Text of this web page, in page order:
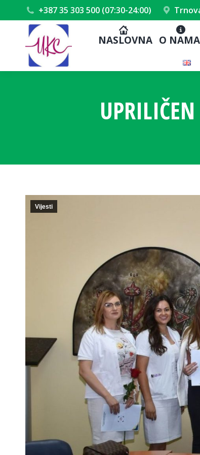
+387 35 303 500 (07:30-24:00)
NASLOVNA O NAMA
Vijesti